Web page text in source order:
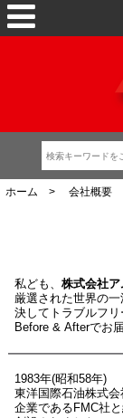
ホーム > 会社概要
私ども、 株式会社
厳選された世界の一
決してトラブルフリ
Before & Afterでお
1983年(昭和58年)
東洋国際石油株式
企業であるFMC社